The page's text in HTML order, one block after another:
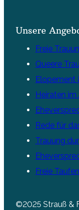
Unsere
Freie
Queere
Elopement
Heiraten
Rede für
Trauung
Freie
©2025 Strauß &